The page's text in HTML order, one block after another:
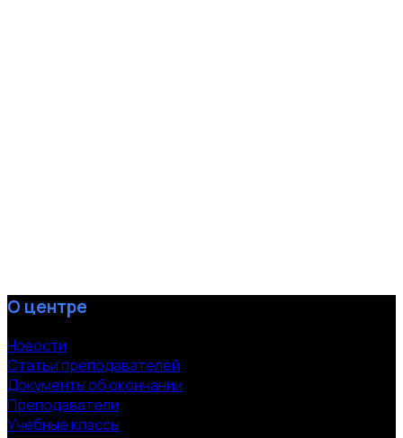
О центре
Новости
Статьи преподавателей
Документы об окончании
Преподаватели
Учебные классы